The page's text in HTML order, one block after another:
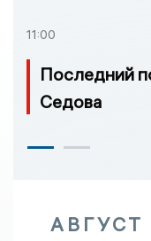
11:00
Последний
Седова
АВГУСТ